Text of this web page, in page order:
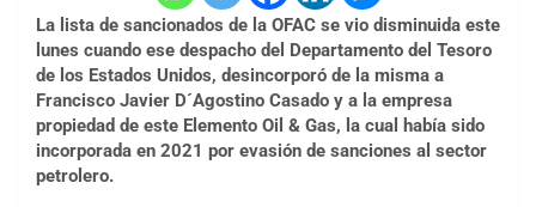
La lista de sancionados de la OFAC se vio disminuida este
lunes cuando ese despacho del Departamento del Tesoro
de los Estados Unidos, desincorporó de la misma a
Francisco Javier D´Agostino Casado y a la empresa
propiedad de este Elemento Oil & Gas, la cual había sido
incorporada en 2021 por evasión de sanciones al sector
petrolero.